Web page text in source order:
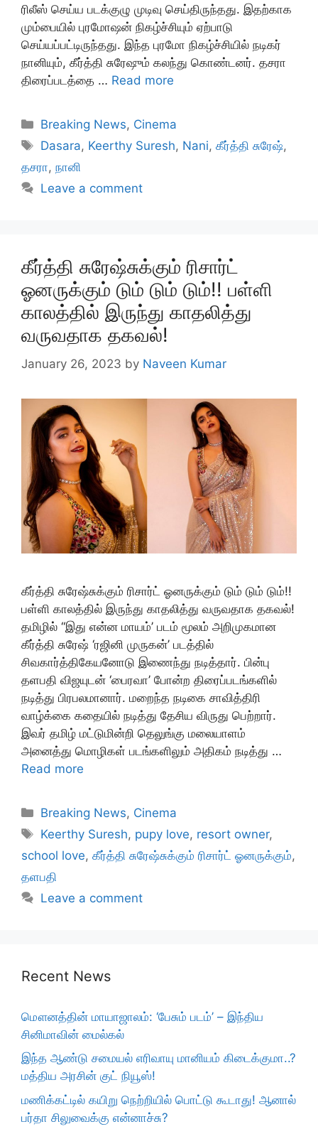
ரிலீஸ் செய்ய படக்குழு முடிவு செய்திருந்தது. இதற்காக
மும்பையில் புரமோஷன் நிகழ்ச்சியும் ஏற்பாடு
செய்யப்பட்டிருந்தது. இந்த புரமோ நிகழ்ச்சியில் நடிகர்
நானியும், கீர்த்தி சுரேஷும் கலந்து கொண்டனர். தசரா
திரைப்படத்தை … Read more
Categories
Breaking News, Cinema
Tags
Dasara, Keerthy Suresh, Nani,கீர்த்தி சுரேஷ்,
தசரா, நானி
Leave a comment
கீர்த்தி சுரேஷ்சுக்கும் ரிசார்ட்
ஓனருக்கும் டும் டும் டும்!! பள்ளி
காலத்தில் இருந்து காதலித்து
வருவதாக தகவல்!
January 26, 2023 by Naveen Kumar
கீர்த்தி சுரேஷ்சுக்கும் ரிசார்ட் ஓனருக்கும் டும் டும் டும்!!
பள்ளி காலத்தில் இருந்து காதலித்து வருவதாக தகவல்!
தமிழில் “இது என்ன மாயம்’ படம் மூலம் அறிமுகமான
கீர்த்தி சுரேஷ் ‘ரஜினி முருகன்’ படத்தில்
சிவகார்த்திகேயனோடு இணைந்து நடித்தார். பின்பு
தளபதி விஜயுடன் ‘பைரவா’ போன்ற திரைப்படங்களில்
நடித்து பிரபலமானார். மறைந்த நடிகை சாவித்திரி
வாழ்க்கை கதையில் நடித்து தேசிய விருது பெற்றார்.
இவர் தமிழ் மட்டுமின்றி தெலுங்கு மலையாளம்
அனைத்து மொழிகள் படங்களிலும் அதிகம் நடித்து …
Read more
Categories
Breaking News, Cinema
Tags
Keerthy Suresh, pupy love, resort owner,
school love, கீர்த்தி சுரேஷ்சுக்கும் ரிசார்ட் ஓனருக்கும்,
தளபதி
Leave a comment
Recent News
மௌனத்தின் மாயாஜாலம்: ‘பேசும் படம்’ – இந்திய
சினிமாவின் மைல்கல்
இந்த ஆண்டு சமையல் எரிவாயு மானியம் கிடைக்குமா..?
மத்திய அரசின் குட் நியூஸ்!
மணிக்கட்டில் கயிறு நெற்றியில் பொட்டு கூடாது! ஆனால்
பர்தா சிலுவைக்கு என்னாச்சு?